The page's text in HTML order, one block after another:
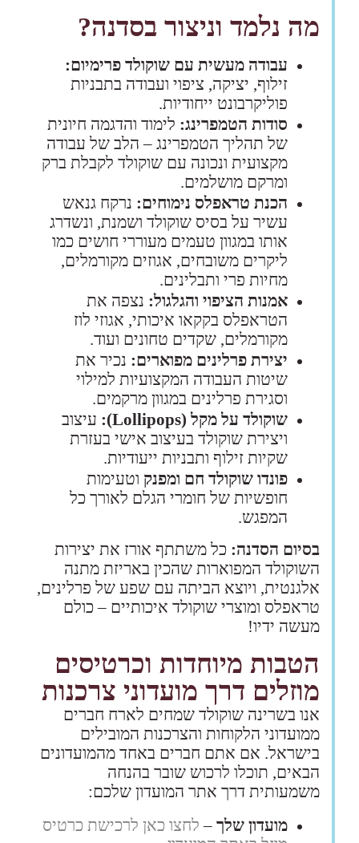
מה נלמד וניצור בסדנה?
עבודה מעשית עם שוקולד פרימיום:
זילוף, יציקה, ציפוי ועבודה בתבניות
פוליקרבונט ייחודיות.
סודות הטמפרינג: לימוד והדגמה חיונית
של תהליך הטמפרינג – הלב של עבודה
מקצועית ונכונה עם שוקולד לקבלת ברק
ומרקם מושלמים.
הכנת טראפלס נימוחים: נרקח גנאש
עשיר על בסיס שוקולד ושמנת, ונשדרג
אותו במגוון טעמים מעוררי חושים כמו
ליקרים משובחים, אגוזים מקורמלים,
מחיות פרי ותבלינים.
אמנות הציפוי והגלגול: נצפה את
הטראפלס בקקאו איכותי, אגוזי לוז
מקורמלים, שקדים טחונים ועוד.
יצירת פרלינים מפוארים: נכיר את
שיטות העבודה המקצועיות למילוי
וסגירת פרלינים במגוון מרקמים.
שוקולד על מקל (Lollipops):
עיצוב
ויצירת שוקולד בעיצוב אישי בעזרת
שקיות זילוף ותבניות ייעודיות.
פונדו שוקולד חם ומפנק וטעימות
חופשיות של חומרי הגלם לאורך כל
המפגש.
בסיום הסדנה: כל משתתף אורז את יצירות
השוקולד המפוארות שהכין באריזת מתנה
אלגנטית, ויוצא הביתה עם שפע של פרלינים,
טראפלס ומוצרי שוקולד איכותיים – כולם
מעשה ידיו!
הטבות מיוחדות וכרטיסים
מוזלים דרך מועדוני צרכנות
אנו בשרינה שוקולד שמחים לארח חברים
ממועדוני הלקוחות והצרכנות המובילים
בישראל. אם אתם חברים באחד מהמועדונים
הבאים, תוכלו לרכוש שובר בהנחה
משמעותית דרך אתר המועדון שלכם:
מועדון שלך – לחצו כאן לרכישת כרטיס